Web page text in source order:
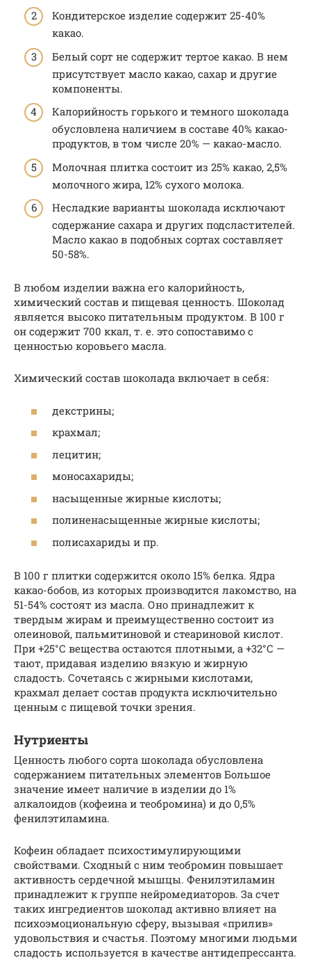
Кондитерское изделие содержит 25-40%
какао.
Белый сорт не содержит тертое какао. В нем
присутствует масло какао, сахар и другие
компоненты.
Калорийность горького и темного шоколада
обусловлена наличием в составе 40% какао-
продуктов, в том числе 20% — какао-масло.
Молочная плитка состоит из 25% какао, 2,5%
молочного жира, 12% сухого молока.
Несладкие варианты шоколада исключают
содержание сахара и других подсластителей.
Масло какао в подобных сортах составляет
50-58%.
В любом изделии важна его калорийность,
химический состав и пищевая ценность. Шоколад
является высоко питательным продуктом. В 100 г
он содержит 700 ккал, т. е. это сопоставимо с
ценностью коровьего масла.
Химический состав шоколада включает в себя:
декстрины;
крахмал;
лецитин;
моносахариды;
насыщенные жирные кислоты;
полиненасыщенные жирные кислоты;
полисахариды и пр.
В 100 г плитки содержится около 15% белка. Ядра
какао-бобов, из которых производится лакомство, на
51-54% состоят из масла. Оно принадлежит к
твердым жирам и преимущественно состоит из
олеиновой, пальмитиновой и стеариновой кислот.
При +25°С вещества остаются плотными, а +32°С —
тают, придавая изделию вязкую и жирную
сладость. Сочетаясь с жирными кислотами,
крахмал делает состав продукта исключительно
ценным с пищевой точки зрения.
Нутриенты
Ценность любого сорта шоколада обусловлена
содержанием питательных элементов Большое
значение имеет наличие в изделии до 1%
алкалоидов (кофеина и теобромина) и до 0,5%
фенилэтиламина.
Кофеин обладает психостимулирующими
свойствами. Сходный с ним теобромин повышает
активность сердечной мышцы. Фенилэтиламин
принадлежит к группе нейромедиаторов. За счет
таких ингредиентов шоколад активно влияет на
психоэмоциональную сферу, вызывая «прилив»
удовольствия и счастья. Поэтому многими людьми
сладость используется в качестве антидепрессанта.